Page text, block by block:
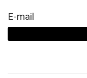
E-mail